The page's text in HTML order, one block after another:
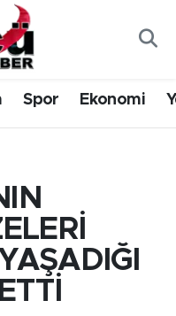
Spor Ekonomi
Fikstür